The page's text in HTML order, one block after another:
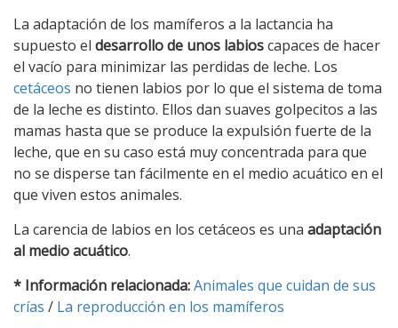
La adaptación de los mamíferos a la lactancia ha
supuesto el desarrollo de unos labioscapaces de hacer
el vacío para minimizar las perdidas de leche. Los
cetáceos no tienen labios por lo que el sistema de toma
de la leche es distinto. Ellos dan suaves golpecitos a las
mamas hasta que se produce la expulsión fuerte de la
leche, que en su caso está muy concentrada para que
no se disperse tan fácilmente en el medio acuático en el
que viven estos animales.
La carencia de labios en los cetáceos es una adaptación
al medio acuático.
* Información relacionada:Animales que cuidan de sus
crías / La reproducción en los mamíferos